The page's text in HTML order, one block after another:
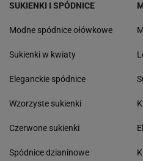
SUKIENKI I SPÓDNICE
Modne spódnice ołówkowe
Sukienki w kwiaty
Eleganckie spódnice
Wzorzyste sukienki
Czerwone sukienki
Spódnice dzianinowe